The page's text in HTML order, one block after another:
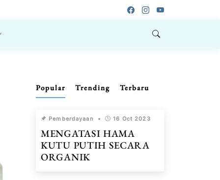
Popular Trending Terbaru
Pemberdayaan • 16 Oct 2023
MENGATASI HAMA
KUTU PUTIH SECARA
ORGANIK